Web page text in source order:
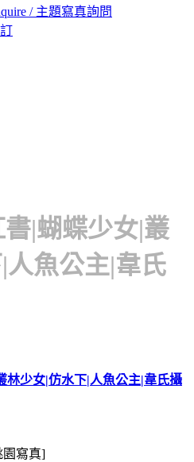
/ 主題寫真詢問
|蝴蝶少女|叢
魚公主|韋氏
林少女|仿水下|人魚公主|韋氏攝
園寫真]